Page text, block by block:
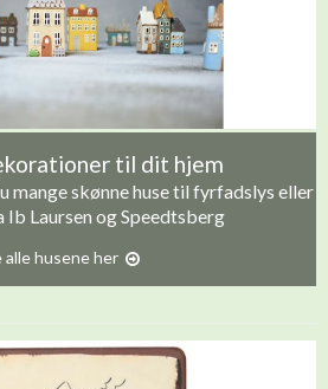
til dit hjem
mange skønne huse til fyrfadslys eller
Laursen og Speedtsberg
alle husene her